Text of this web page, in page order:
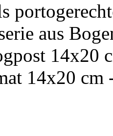
aus
14x20
14x20 cm